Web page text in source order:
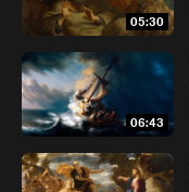
05:30
06:43